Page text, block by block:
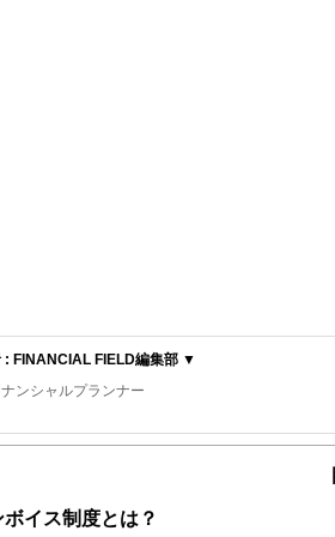
: FINANCIAL FIELD編集部 ▼
ンシャルプランナー
編集部は、金融、経済に関する記事を、日
事掲載まですべての工程に関わることで、読者目
イス制度とは？